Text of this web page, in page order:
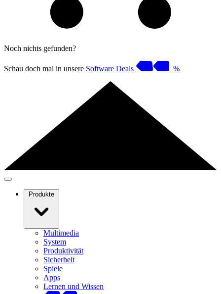
Noch nichts gefunden?
Schau doch mal in unsere Software Deals %
Produkte
Multimedia
System
Produktivität
Sicherheit
Spiele
Apps
Lernen und Wissen